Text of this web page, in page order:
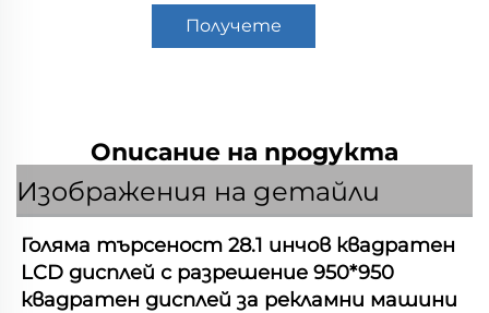
Получете
Описание на продукта
Изображения на детайли
Голяма търсеност 28.1 инчов квадратен
LCD дисплей с разрешение 950*950
квадратен дисплей за рекламни машини